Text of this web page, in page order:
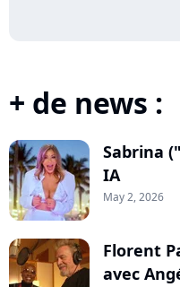
+ de news :
Sabrina
IA
May 2, 2026
Florent
avec